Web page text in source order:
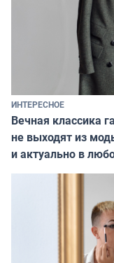
ИНТЕРЕСНОЕ
Вечная классика
не выходят из
и актуально в